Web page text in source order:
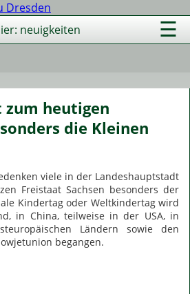
☰
neuigkeiten
zum heutigen
die Kleinen
viele in der Landeshauptstadt
Freistaat Sachsen besonders der
Kindertag oder Weltkindertag wird
in China, teilweise in der USA, in
Ländern sowie den
begangen.